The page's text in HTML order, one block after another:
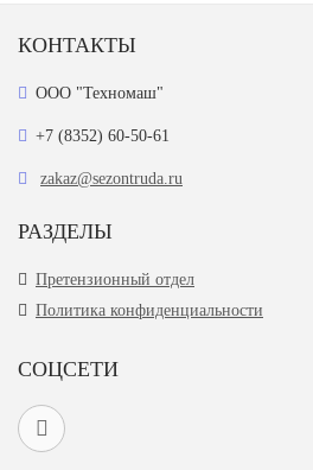
КОНТАКТЫ
ООО "Техномаш"
+7 (8352) 60-50-61
zakaz@sezontruda.ru
РАЗДЕЛЫ
Претензионный отдел
Политика конфиденциальности
СОЦСЕТИ